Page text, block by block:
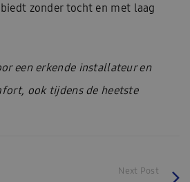
zonder tocht en met laag
een erkende installateur en
ook tijdens de heetste
Next Post